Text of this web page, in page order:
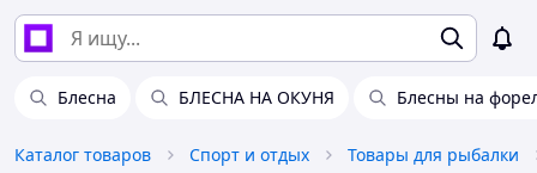
Блесна БЛЕСНА НА ОКУНЯ Блесны на
Каталог товаров Спорт и отдых Товары для рыбалки